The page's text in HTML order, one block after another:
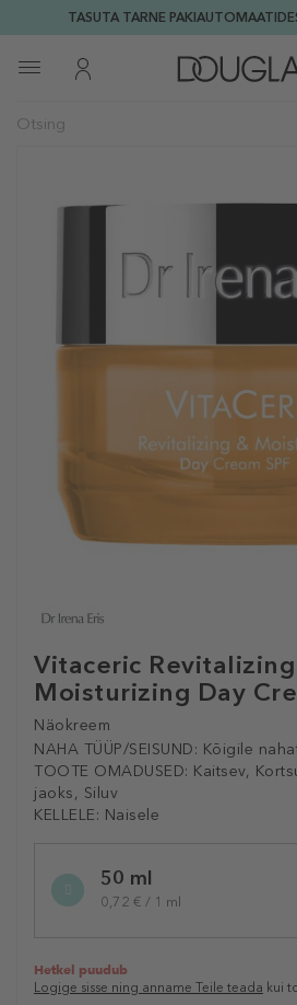
TASUTA TARNE
Vitaceric
Moisturizing Day
Näokreem
NAHA TÜÜP/SEISUND: Kõigile
TOOTE OMADUSED: Kaitsev,
jaoks, Siluv
KELLELE: Naisele
variation50 ml
0,72 € / 1 ml
Hetkel puudub
Logige sisse ning anname Teile teada kui